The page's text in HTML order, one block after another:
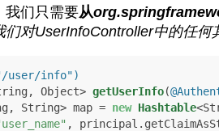
我们只需要从
们对UserInfoController中的任何
user/info")
Object> getUserInfo(
String> map =
new Hashtable
,